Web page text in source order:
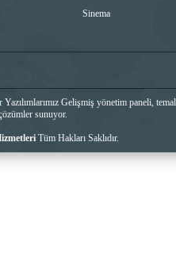
Sinema
Gelişmiş yönetim paneli,
sunuyor.
Tüm Hakları Saklıdır.